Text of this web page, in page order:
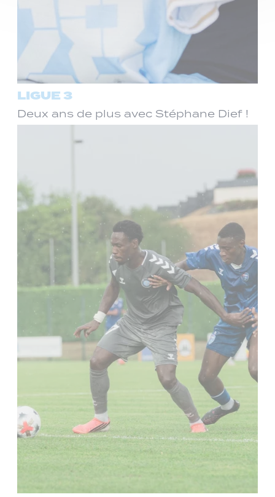
LIGUE 3
Deux ans de plus avec Stéphane Dief !